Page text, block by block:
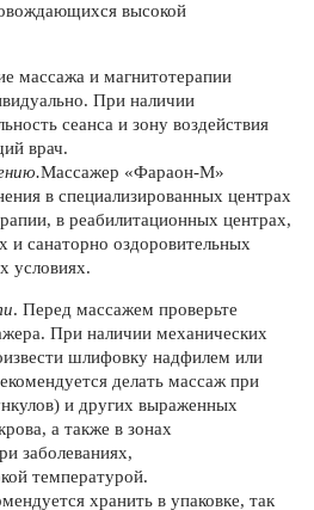
высокой
массажа и магнитотерапии
При наличии
сеанса и зону воздействия
врач.
Массажер «Фараон-М»
в специализированных центрах
в реабилитационных центрах,
санаторно оздоровительных
условиях.
. Перед массажем проверьте
При наличии механических
шлифовку надфилем или
делать массаж при
и других выраженных
а также в зонах
заболеваниях,
температурой.
хранить в упаковке, так